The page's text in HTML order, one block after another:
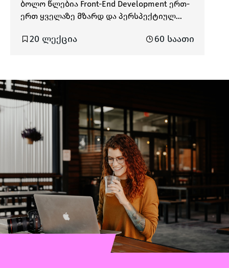
ბოლო წლებია Front-End Development ერთ-
ერთ ყველაზე მზარდ და პერსპექტიულ
დიდი როლი ითამაშა Angular Framework-მა,
აქტიურად მიმდინარეობს. Angular
Framework-ის გამოყენებით თქვენ
შეძლებთ TypeScript-Based Responsive
Single-Page აპლიკაციების (SPA) აწყობას.
კურსის განმავლობაში მთავარი აქცენტი
გაკეთდება Angular-ის მთავარი
კონცეფციების ღრმად შესწავლაზე. დიდი
დრო დაეთმობა TypeScript-ის და RxJS-ის
სიღრმისეულ გარჩევას და ჩვენებას თუ
რატომ არის ღირებული ტიპიზაცია (TS) და
რეაქტიული პარადიგმა (RxJS)
20 ლექცია 60 საათი